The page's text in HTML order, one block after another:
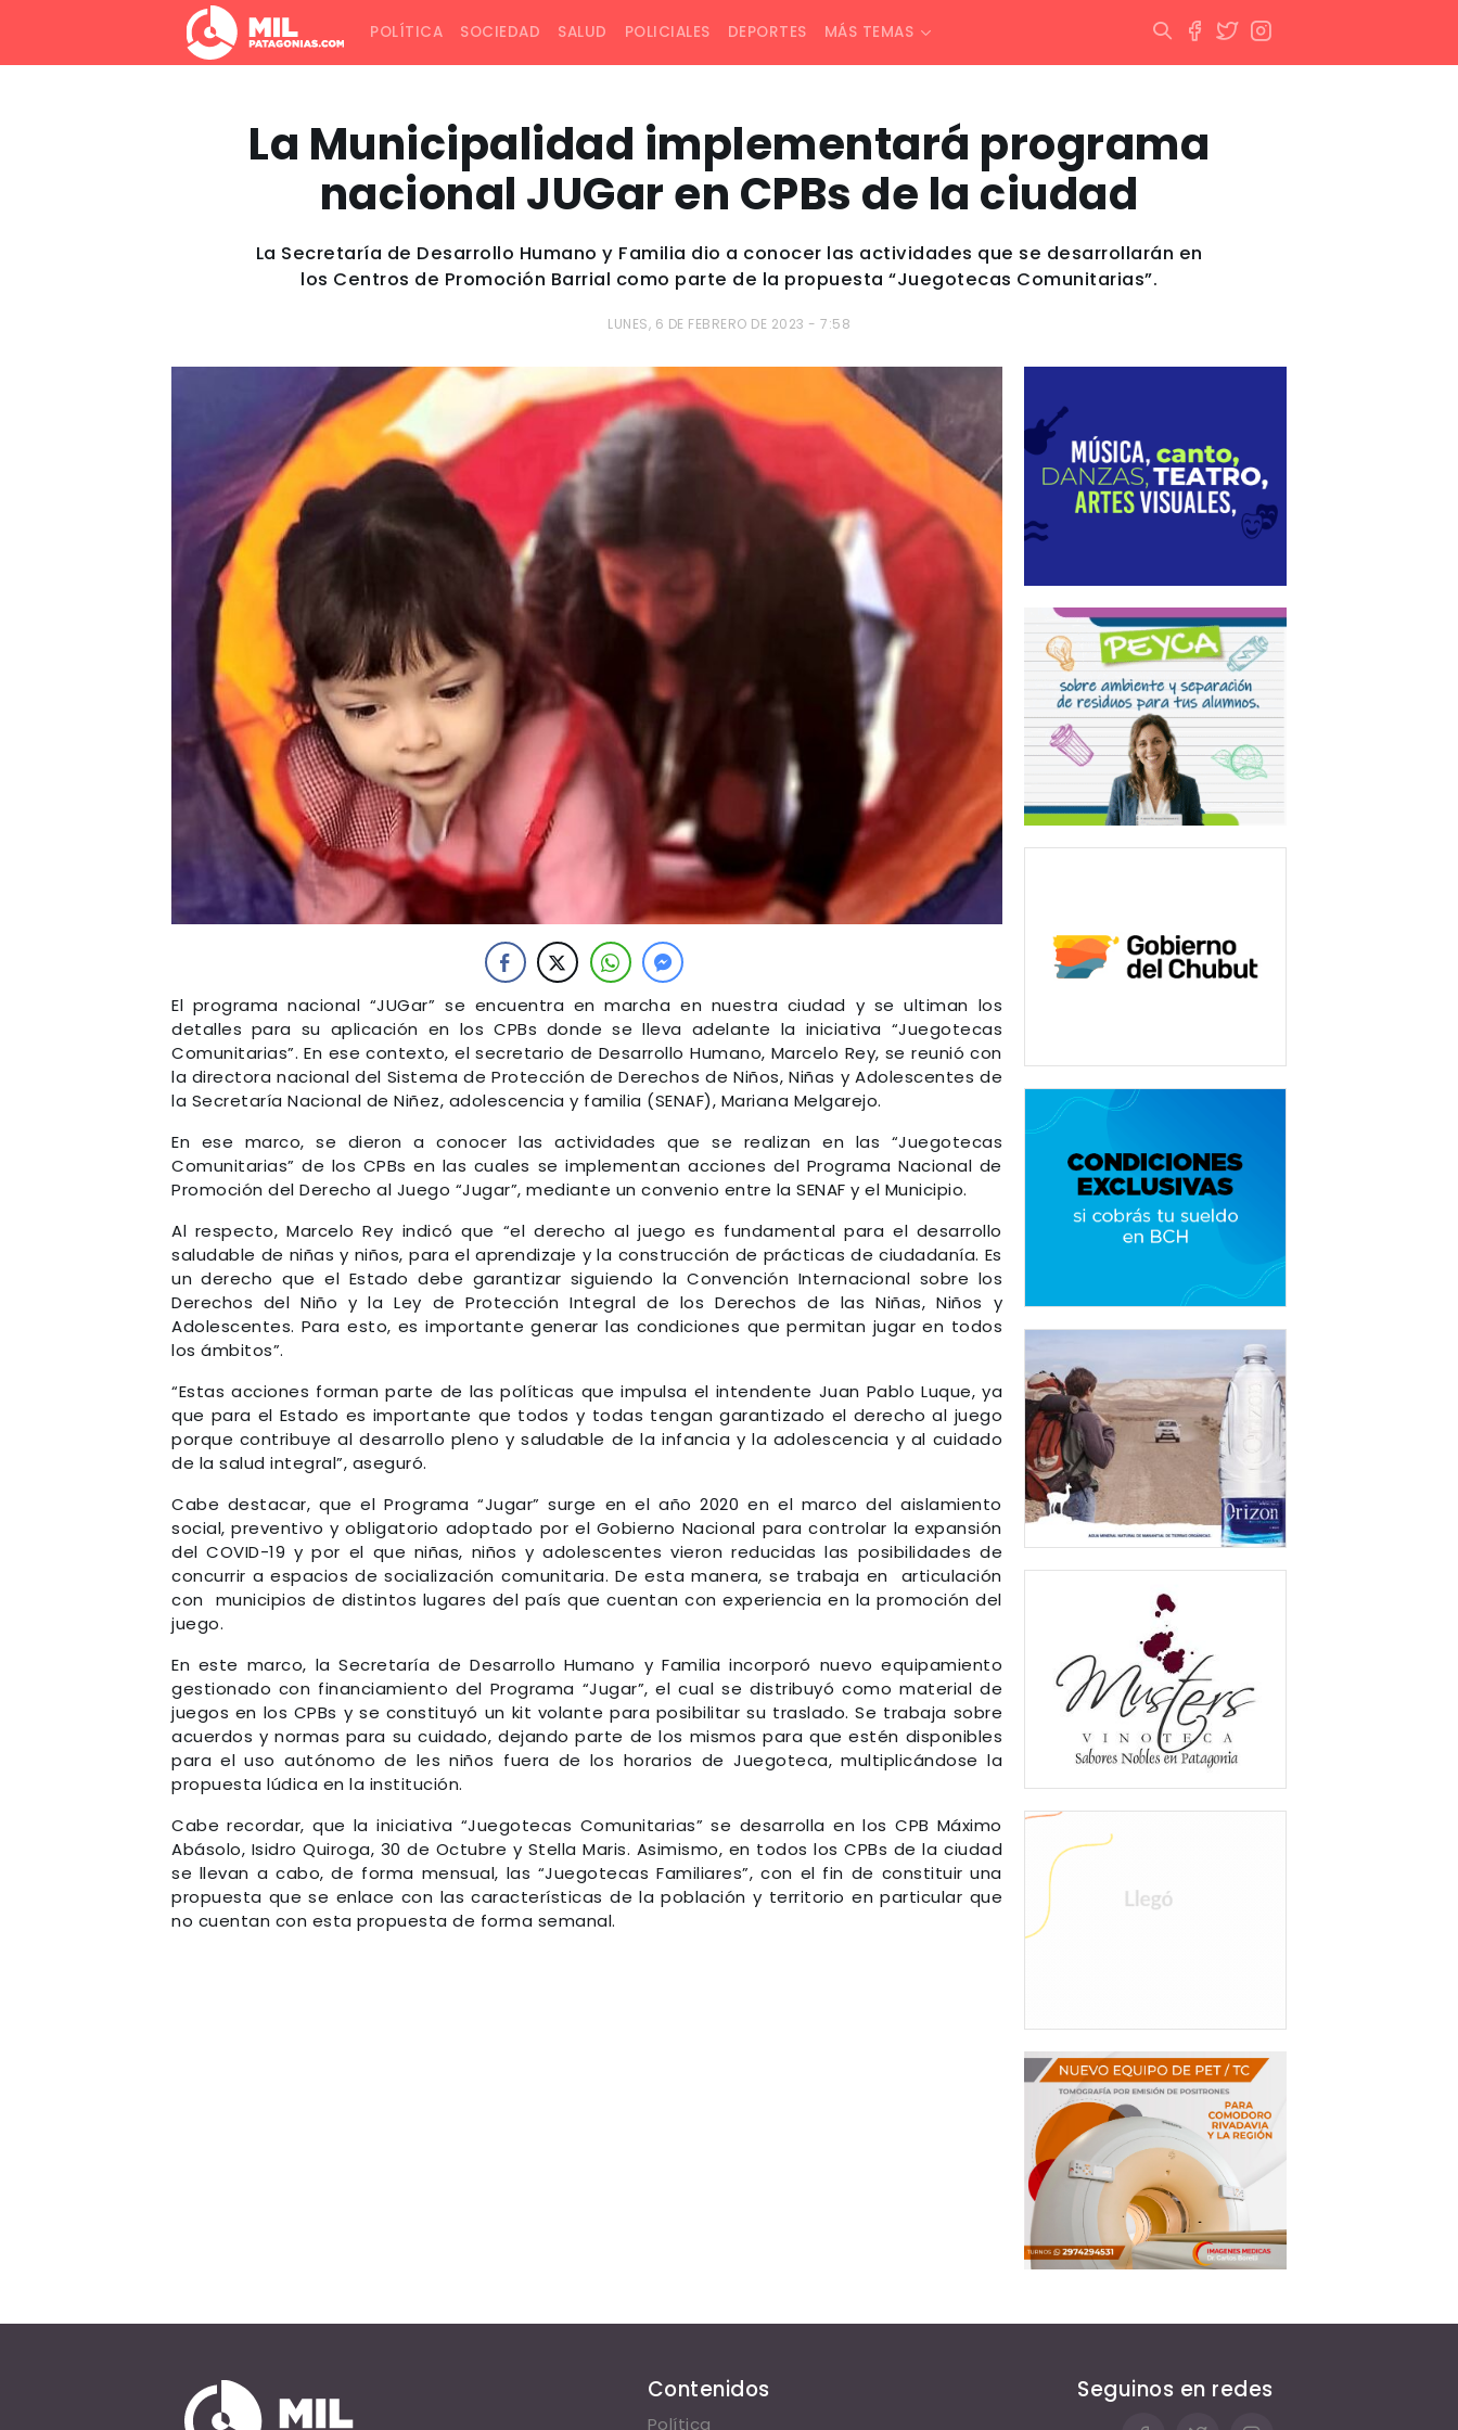
POLÍTICA SOCIEDAD SALUD POLICIALES DEPORTES MÁS TEMAS
La Municipalidad implementará programa
nacional JUGar en CPBs de la ciudad
La Secretaría de Desarrollo Humano y Familia dio a conocer las actividades que se desarrollarán en
los Centros de Promoción Barrial como parte de la propuesta “Juegotecas Comunitarias”.
LUNES, 6 DE FEBRERO DE 2023 - 7:58
El programa nacional “JUGar” se encuentra en marcha en nuestra ciudad y se ultiman los
detalles para su aplicación en los CPBs donde se lleva adelante la iniciativa “Juegotecas
Comunitarias”. En ese contexto, el secretario de Desarrollo Humano, Marcelo Rey, se reunió con
la directora nacional del Sistema de Protección de Derechos de Niños, Niñas y Adolescentes de
la Secretaría Nacional de Niñez, adolescencia y familia (SENAF), Mariana Melgarejo.
En ese marco, se dieron a conocer las actividades que se realizan en las “Juegotecas
Comunitarias” de los CPBs en las cuales se implementan acciones del Programa Nacional de
Promoción del Derecho al Juego “Jugar”, mediante un convenio entre la SENAF y el Municipio.
Al respecto, Marcelo Rey indicó que “el derecho al juego es fundamental para el desarrollo
saludable de niñas y niños, para el aprendizaje y la construcción de prácticas de ciudadanía. Es
un derecho que el Estado debe garantizar siguiendo la Convención Internacional sobre los
Derechos del Niño y la Ley de Protección Integral de los Derechos de las Niñas, Niños y
Adolescentes. Para esto, es importante generar las condiciones que permitan jugar en todos
los ámbitos”.
“Estas acciones forman parte de las políticas que impulsa el intendente Juan Pablo Luque, ya
que para el Estado es importante que todos y todas tengan garantizado el derecho al juego
porque contribuye al desarrollo pleno y saludable de la infancia y la adolescencia y al cuidado
de la salud integral”, aseguró.
Cabe destacar, que el Programa “Jugar” surge en el año 2020 en el marco del aislamiento
social, preventivo y obligatorio adoptado por el Gobierno Nacional para controlar la expansión
del COVID-19 y por el que niñas, niños y adolescentes vieron reducidas las posibilidades de
concurrir a espacios de socialización comunitaria. De esta manera, se trabaja en articulación
con municipios de distintos lugares del país que cuentan con experiencia en la promoción del
juego.
En este marco, la Secretaría de Desarrollo Humano y Familia incorporó nuevo equipamiento
gestionado con financiamiento del Programa “Jugar”, el cual se distribuyó como material de
juegos en los CPBs y se constituyó un kit volante para posibilitar su traslado. Se trabaja sobre
acuerdos y normas para su cuidado, dejando parte de los mismos para que estén disponibles
para el uso autónomo de les niños fuera de los horarios de Juegoteca, multiplicándose la
propuesta lúdica en la institución.
Cabe recordar, que la iniciativa “Juegotecas Comunitarias” se desarrolla en los CPB Máximo
Abásolo, Isidro Quiroga, 30 de Octubre y Stella Maris. Asimismo, en todos los CPBs de la ciudad
se llevan a cabo, de forma mensual, las “Juegotecas Familiares”, con el fin de constituir una
propuesta que se enlace con las características de la población y territorio en particular que
no cuentan con esta propuesta de forma semanal.
Contenidos
Política
Seguinos en redes